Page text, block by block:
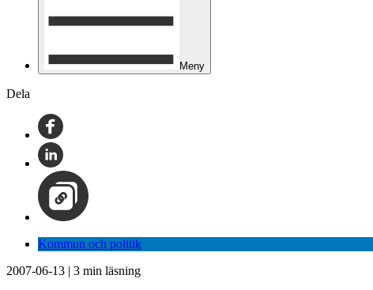
Meny
Dela
Kommun och politik
2007-06-13 | 3 min läsning